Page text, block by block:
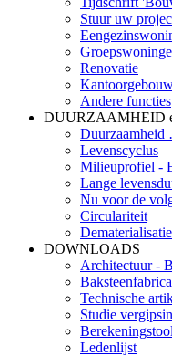
Stuur uw
Renovatie
Andere functies
DUURZAAMHEID
Duurzaamheid
Levenscyclus
Milieuprofiel -
Lange
Nu voor de
Circulariteit
Dematerialisatie
DOWNLOADS
Architectuur -
Technische
Studie
Ledenlijst